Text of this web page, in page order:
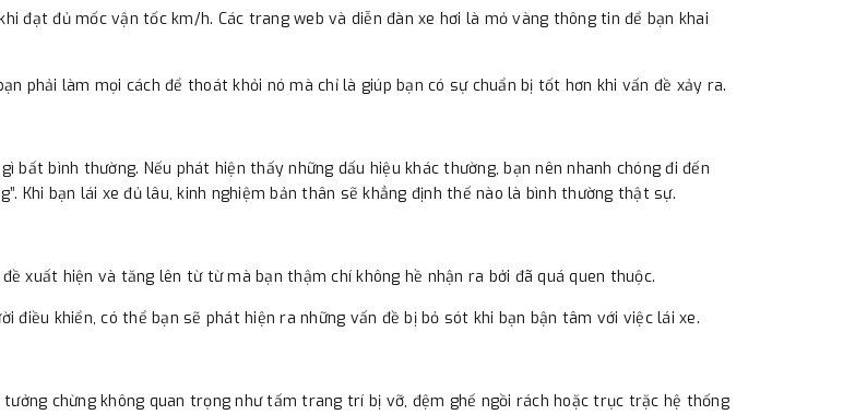
đạt đủ mốc vận tốc km/h. Các trang web và diễn đàn xe hơi là mỏ vàng thông tin để bạn khai
phải làm mọi cách để thoát khỏi nó mà chỉ là giúp bạn có sự chuẩn bị tốt hơn khi vấn đề xảy ra.
bất bình thường. Nếu phát hiện thấy những dấu hiệu khác thường, bạn nên nhanh chóng đi đến
Khi bạn lái xe đủ lâu, kinh nghiệm bản thân sẽ khẳng định thế nào là bình thường thật sự.
xuất hiện và tăng lên từ từ mà bạn thậm chí không hề nhận ra bởi đã quá quen thuộc.
điều khiển, có thể bạn sẽ phát hiện ra những vấn đề bị bỏ sót khi bạn bận tâm với việc lái xe.
chừng không quan trọng như tấm trang trí bị vỡ, đệm ghế ngồi rách hoặc trục trặc hệ thống